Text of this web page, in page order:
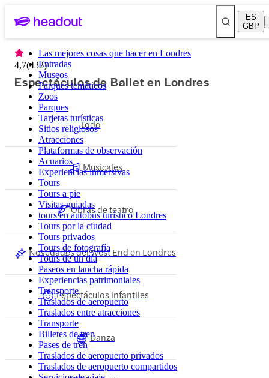
ES
GBP
Las mejores cosas que hacer en Londres
Entradas
Museos
Parques temáticos
Zoos
Parques
Tarjetas turísticas
Sitios religiosos
Atracciones
Plataformas de observación
Acuarios
Experiencias inmersivas
Tours
Tours a pie
Visitas guiadas
tours en autobús turístico Londres
Tours por la ciudad
Tours privados
Tours de fotografía
Tours de un día
Paseos en lancha rápida
Experiencias patrimoniales
Transporte
Traslados de aeropuerto
Traslados entre atracciones
Transporte
Billetes de tren
Pases de tren
Traslados de aeropuerto privados
Traslados de aeropuerto compartidos
4,7(432)
Espectáculos de Ballet en Londres
Todo
Musicales
Obras de teatro
Novedades del West End en Londres
Espectáculos infantiles
Danza